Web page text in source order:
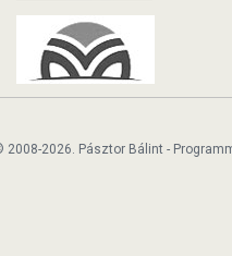
2008-2026. Pásztor Bálint -